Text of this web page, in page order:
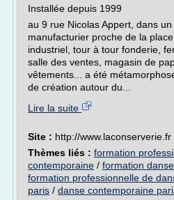
Installée depuis 1999
au 9 rue Nicolas Appert, dans
manufacturier proche de la
industriel, tour à tour fonderie,
salle des ventes, magasin de
vêtements... a été
de création autour du...
Lire la suite
Site : http://www.laconserverie.fr
Thèmes liés : formation
contemporaine / formation
formation professionnelle de
paris / danse contemporaine